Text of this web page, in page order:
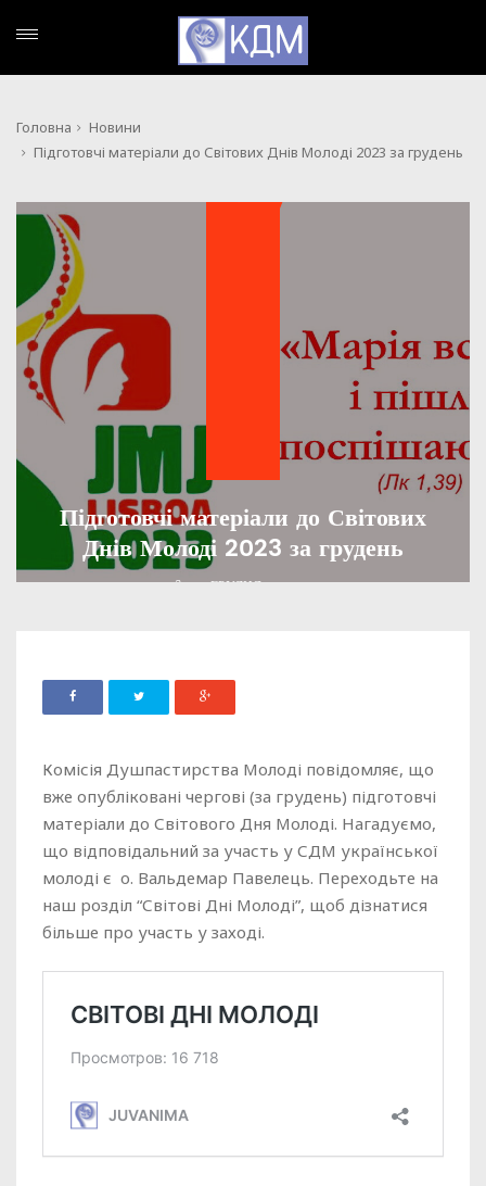
Головна
Новини
Підготовчі матеріали до Світових Днів Молоді 2023 за грудень
Підготовчі матеріали до Світових
Днів Молоді 2023 за грудень
ADMIN 03 ГРУДНЯ, 2022 1393
Комісія Душпастирства Молоді повідомляє, що
вже опубліковані чергові (за грудень) підготовчі
матеріали до Світового Дня Молоді. Нагадуємо,
що відповідальний за участь у СДМ української
молоді є о. Вальдемар Павелець. Переходьте на
наш розділ “Світові Дні Молоді”, щоб дізнатися
більше про участь у заході.